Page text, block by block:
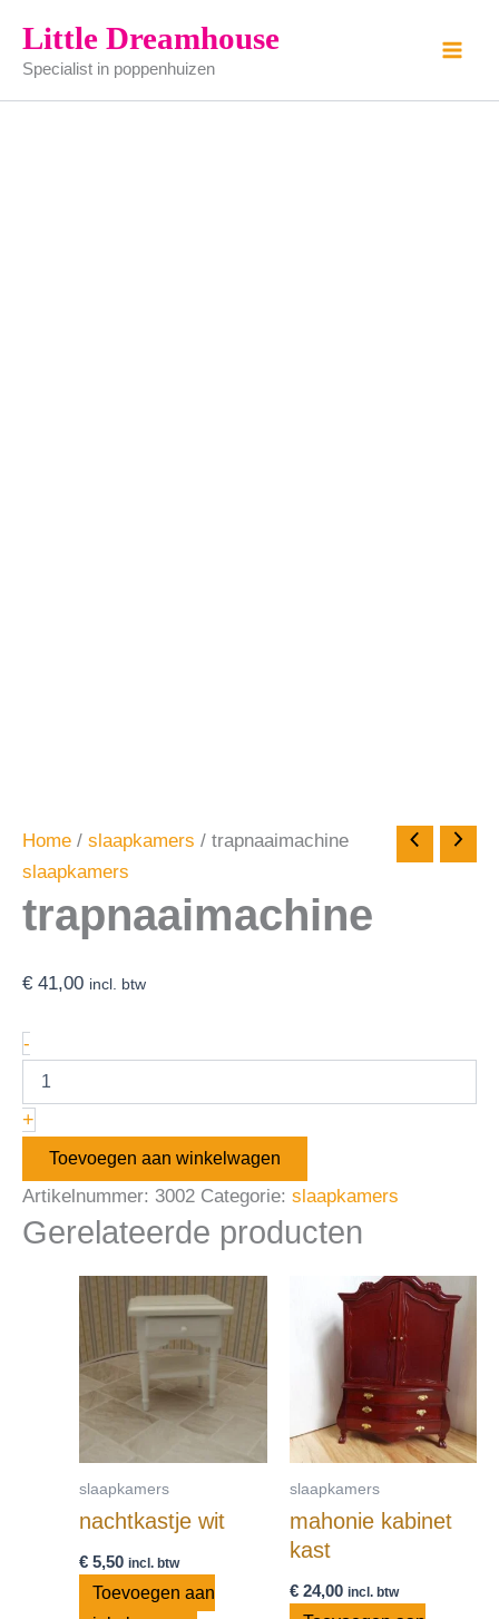
naar
inhoud
Little Dreamhouse
Specialist in poppenhuizen
Home / slaapkamers / trapnaaimachine
slaapkamers
trapnaaimachine
€ 41,00 incl. btw
-
aantal
+
Toevoegen aan winkelwagen
Artikelnummer: 3002 Categorie: slaapkamers
Gerelateerde producten
slaapkamers
nachtkastje wit
€ 5,50 incl. btw
Toevoegen aan
slaapkamers
mahonie kabinet
kast
€24,00 incl. btw